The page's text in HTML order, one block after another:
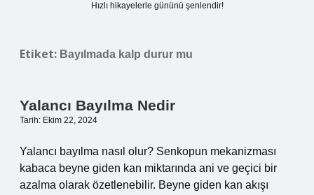
Hızlı hikayelerle gününü şenlendir!
Etiket: Bayılmada kalp durur mu
Yalancı Bayılma Nedir
Tarih: Ekim 22, 2024
Yalancı bayılma nasıl olur? Senkopun mekanizması
kabaca beyne giden kan miktarında ani ve geçici bir
azalma olarak özetlenebilir. Beyne giden kan akışı